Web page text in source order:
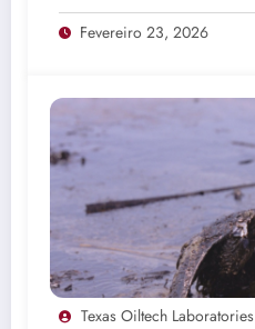
Fevereiro 23, 2026
Texas Oiltech Laboratories